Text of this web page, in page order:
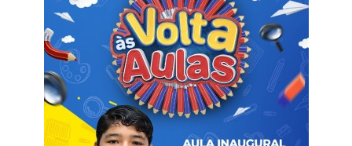
Contato